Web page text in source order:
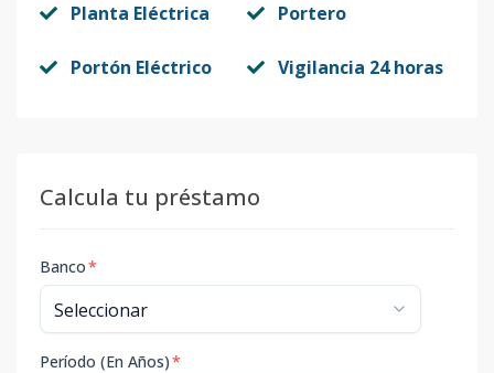
Planta Eléctrica Portero
Portón Eléctrico Vigilancia 24 horas
Calcula tu préstamo
Banco*
Período (En Años)*